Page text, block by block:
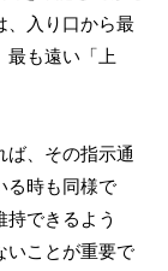
、入り口から最
最も遠い「上
ば、その指示通
る時も同様で
できるよう
いことが重要で